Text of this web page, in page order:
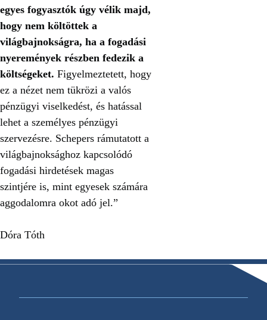
egyes fogyasztók úgy vélik majd,
hogy nem költöttek a
világbajnokságra, ha a fogadási
nyeremények részben fedezik a
költségeket. Figyelmeztetett, hogy
ez a nézet nem tükrözi a valós
pénzügyi viselkedést, és hatással
lehet a személyes pénzügyi
szervezésre. Schepers rámutatott a
világbajnoksághoz kapcsolódó
fogadási hirdetések magas
szintjére is, mint egyesek számára
aggodalomra okot adó jel.”
Dóra Tóth